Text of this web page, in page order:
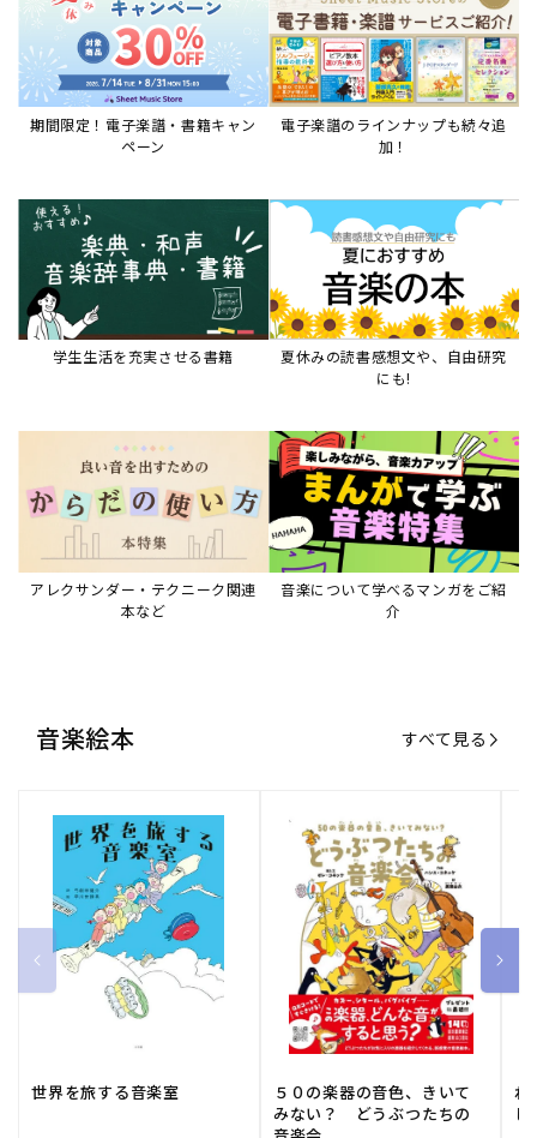
期間限定！電子楽譜・書籍キャン
ペーン
電子楽譜のラインナップも続々追
加！
学生生活を充実させる書籍
夏休みの読書感想文や、自由研究
にも!
アレクサンダー・テクニーク関連
本など
音楽について学べるマンガをご紹
介
音楽絵本 すべて見る
世界を旅する音楽室
５０の楽器の音色、きいて
みない？ どうぶつたちの
ね